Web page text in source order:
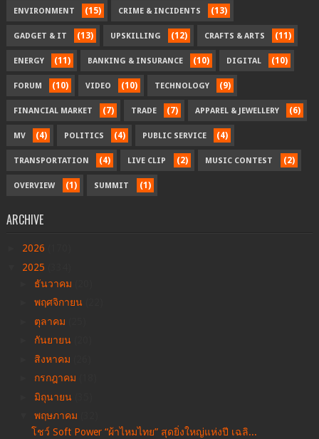
ENVIRONMENT (15) CRIME & INCIDENTS (13)
GADGET & IT (13) UPSKILLING (12) CRAFTS & ARTS (11)
ENERGY (11) BANKING & INSURANCE (10) DIGITAL (10)
FORUM (10) VIDEO (10) TECHNOLOGY (9)
FINANCIAL MARKET (7) TRADE (7) APPAREL & JEWELLERY (6)
MV (4) POLITICS (4) PUBLIC SERVICE (4)
TRANSPORTATION (4) LIVE CLIP (2) MUSIC CONTEST (2)
OVERVIEW (1) SUMMIT (1)
ARCHIVE
2026
2025
ธันวาคม
พฤศจิกายน
ตุลาคม
กันยายน
สิงหาคม
กรกฎาคม
มิถุนายน
พฤษภาคม
โชว์ Soft Power “ผ้าไหมไทย” สุดยิ่งใหญ่แห่งปี เฉลิ...